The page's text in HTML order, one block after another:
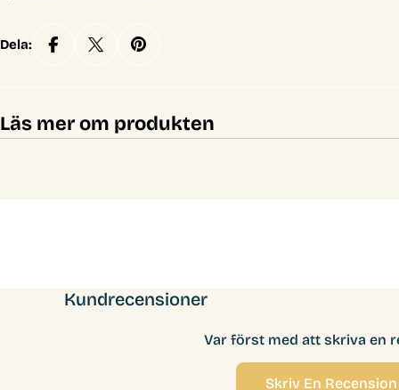
Dela:
Läs mer om produkten
Kundrecensioner
Var först med att skriva en
Skriv En Recension